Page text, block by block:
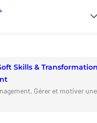
Skills & Transformation
Gérer et motiver